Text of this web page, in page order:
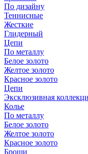
По дизайну
Теннисные
Жесткие
Глидерный
Цепи
По металлу
Белое золото
Желтое золото
Красное золото
Цепи
Эксклюзивная
Колье
По металлу
Белое золото
Желтое золото
Красное золото
Броши